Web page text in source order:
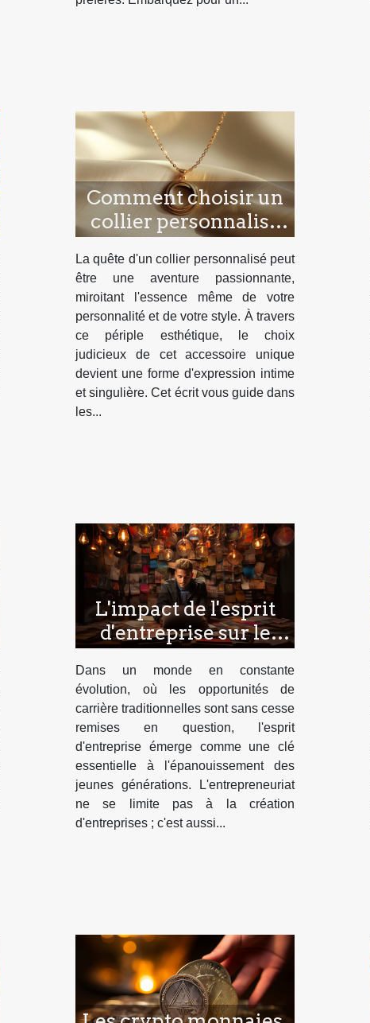
Comment choisir un
collier personnalisé
qui reflète votre style
La quête d'un collier personnalisé peut
être une aventure passionnante,
miroitant l'essence même de votre
personnalité et de votre style. À travers
ce périple esthétique, le choix
judicieux de cet accessoire unique
devient une forme d'expression intime
et singulière. Cet écrit vous guide dans
les...
L'impact de l'esprit
d'entreprise sur le
développement
personnel des jeunes
Dans un monde en constante
évolution, où les opportunités de
carrière traditionnelles sont sans cesse
remises en question, l'esprit
d'entreprise émerge comme une clé
essentielle à l'épanouissement des
jeunes générations. L'entrepreneuriat
ne se limite pas à la création
d'entreprises ; c'est aussi...